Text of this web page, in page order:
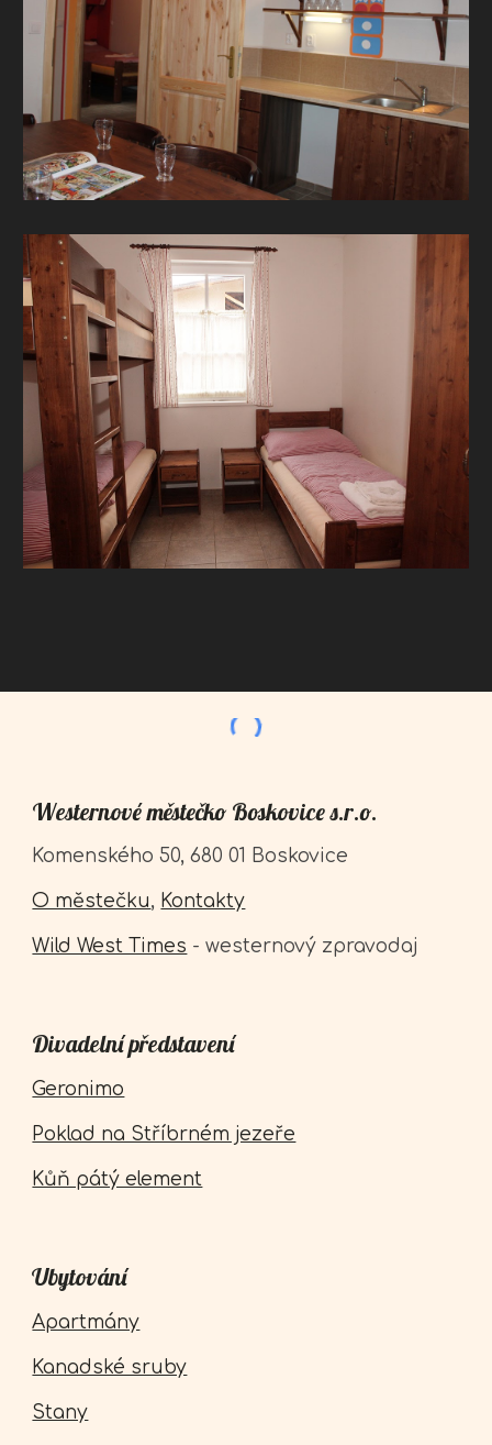
Westernové městečko Boskovice s.r.o.
Komenského 50, 680 01 Boskovice
O městečku, Kontakty
Wild West Times - westernový zpravodaj
Divadelní představení
Geronimo
Poklad na Stříbrném jezeře
Kůň pátý element
Ubytování
Apartmány
Kanadské sruby
Stany